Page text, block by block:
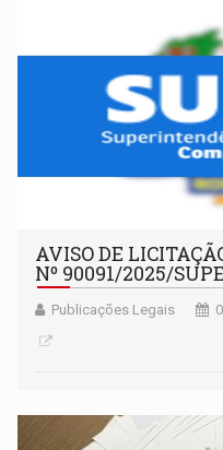
AVISO DE
Nº 90091/2025/
Publicações Legais